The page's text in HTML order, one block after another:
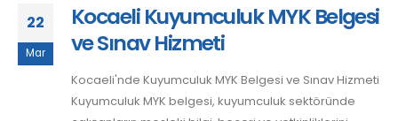
22
Mar
Kocaeli Kuyumculuk MYK Belgesi
ve Sınav Hizmeti
Kocaeli'nde Kuyumculuk MYK Belgesi ve Sınav Hizmeti
Kuyumculuk MYK belgesi, kuyumculuk sektöründe